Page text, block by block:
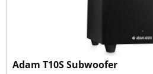
Adam T10S Subwoofer